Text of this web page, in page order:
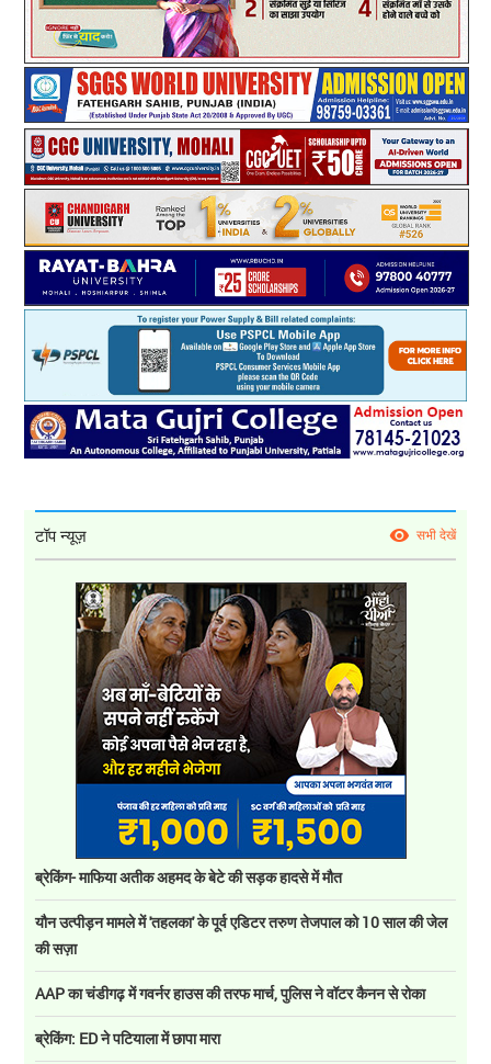
टॉप न्यूज़ सभी देखें
ब्रेकिंग- माफिया अतीक अहमद के बेटे की सड़क हादसे में मौत
यौन उत्पीड़न मामले में 'तहलका' के पूर्व एडिटर तरुण तेजपाल को 10 साल की जेल
की सज़ा
AAP का चंडीगढ़ में गवर्नर हाउस की तरफ मार्च, पुलिस ने वॉटर कैनन से रोका
ब्रेकिंग: ED ने पटियाला में छापा मारा